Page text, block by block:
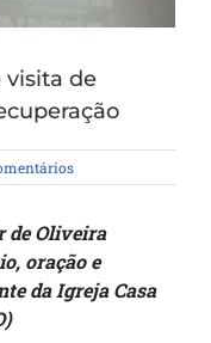
visita de
de Oliveira
oração e
da Igreja Casa